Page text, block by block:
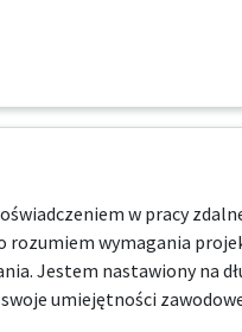
w pracy
rozumiem wymagania
Jestem nastawiony na
umiejętności